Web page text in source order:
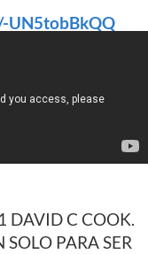
UN5tobBkQQ
DAVID C COOK.
PARA SER